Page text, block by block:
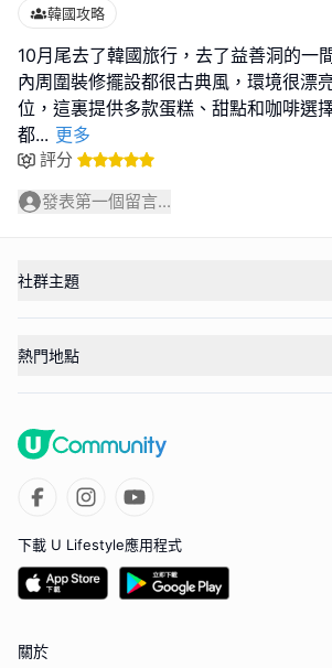
韓國攻略
10月尾去了韓國旅行，去了益善洞的一
內周圍裝修擺設都很古典風，環境很漂
位，這裏提供多款蛋糕、甜點和咖啡選
都... 更多
評分
發表第一個留言...
社群主題
熱門地點
下載 U Lifestyle應用程式
關於